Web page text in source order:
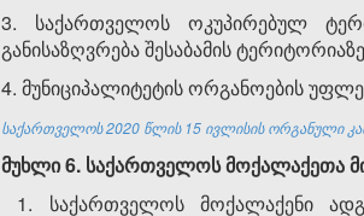
3. საქართველოს ოკუპირებულ
განისაზღვრება შესაბამის
4. მუნიციპალიტეტის ორგანოების
საქართველოს 2020 წლის 15 ივლისის ორგანული
მუხლი 6. საქართველოსმოქალაქეთა
1. საქართველოს მოქალაქენი